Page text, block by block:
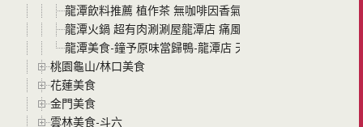
龍潭飲料推薦 植作茶 無咖啡因香氣順口 全用穀類豆類低
龍潭火鍋 超有肉涮涮屋龍潭店 痛風蝦 爆蒜蛤蜊雞 冷冷的
龍潭美食-鐘予原味當歸鴨-龍潭店 天涼了正適合吃當歸鴨
桃園龜山/林口美食
花蓮美食
金門美食
雲林美食-斗六